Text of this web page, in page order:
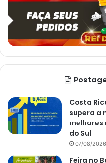
Costa
supera a
melhores
do Sul
07/08/2026
Feira no